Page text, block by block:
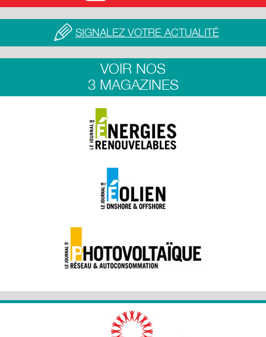
SIGNALEZ VOTRE ACTUALITÉ
VOIR NOS
3 MAGAZINES